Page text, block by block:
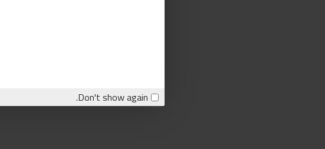
Don't show again.